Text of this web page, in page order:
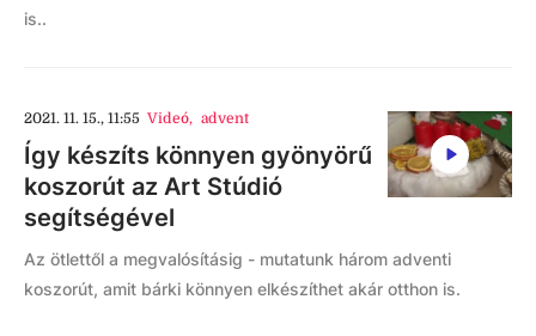
is..
2021. 11. 15., 11:55 Videó, advent
Így készíts könnyen gyönyörű
koszorút az Art Stúdió
segítségével
Az ötlettől a megvalósításig - mutatunk három adventi
koszorút, amit bárki könnyen elkészíthet akár otthon is.